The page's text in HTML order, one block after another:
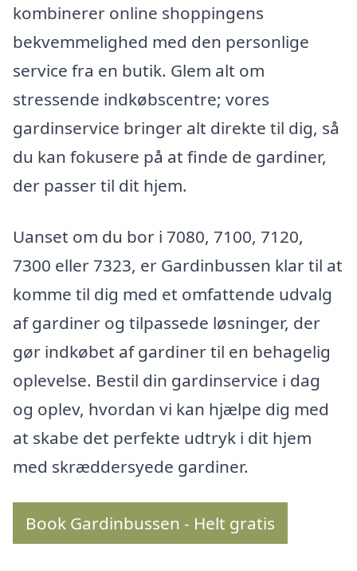
kombinerer online shoppingens
bekvemmelighed med den personlige
service fra en butik. Glem alt om
stressende indkøbscentre; vores
gardinservice bringer alt direkte til dig, så
du kan fokusere på at finde de gardiner,
der passer til dit hjem.
Uanset om du bor i 7080, 7100, 7120,
7300 eller 7323, er Gardinbussen klar til at
komme til dig med et omfattende udvalg
af gardiner og tilpassede løsninger, der
gør indkøbet af gardiner til en behagelig
oplevelse. Bestil din gardinservice i dag
og oplev, hvordan vi kan hjælpe dig med
at skabe det perfekte udtryk i dit hjem
med skræddersyede gardiner.
Book Gardinbussen - Helt gratis